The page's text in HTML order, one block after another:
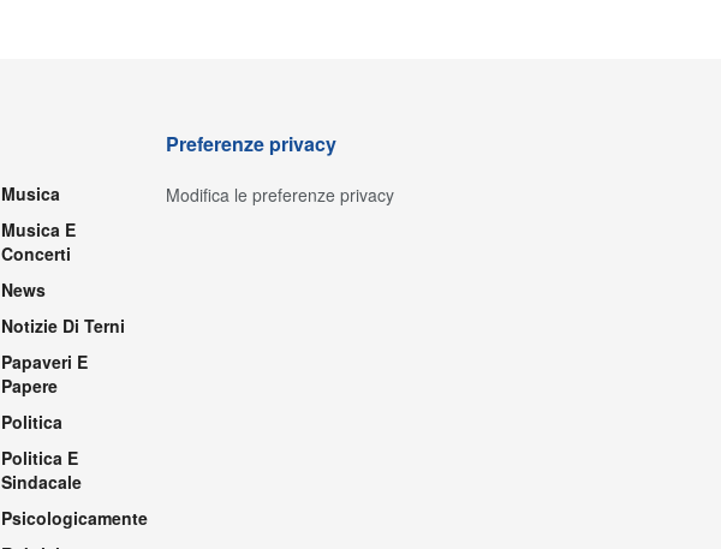
Musica
Musica E
Concerti
News
Notizie Di Terni
Papaveri E
Papere
Politica
Politica E
Sindacale
Psicologicamente
Preferenze privacy
Modifica le preferenze privacy